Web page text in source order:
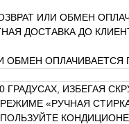
ИЛИ ОБМЕН
ДОСТАВКА ДО
ОБМЕН ОПЛАЧИВАЕТСЯ
ИЗБЕГАЯ
«РУЧНАЯ